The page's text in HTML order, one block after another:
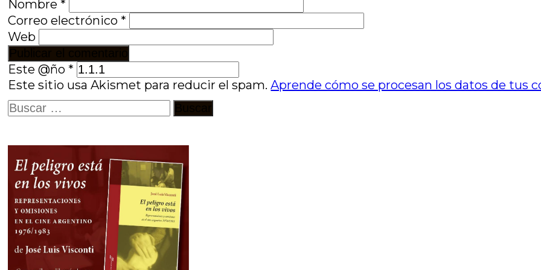
Nombre *
Correo electrónico *
Web
Este @ño *
Este sitio usa Akismet para reducir el spam.Aprende cómo se procesan los datos de tus
Buscar: